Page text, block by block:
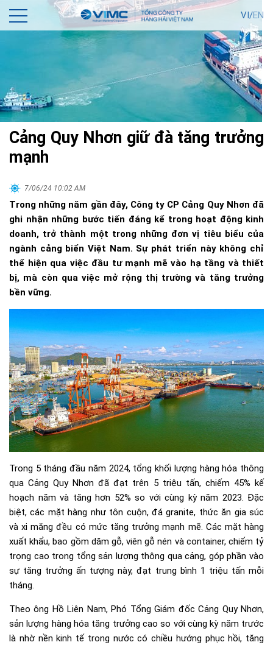
VI/EN
Cảng Quy Nhơn giữ đà tăng trưởng
mạnh
7/06/24 10:02 AM
Trong những năm gần đây, Công ty CP Cảng Quy Nhơn đã
ghi nhận những bước tiến đáng kể trong hoạt động kinh
doanh, trở thành một trong những đơn vị tiêu biểu của
ngành cảng biển Việt Nam. Sự phát triển này không chỉ
thể hiện qua việc đầu tư mạnh mẽ vào hạ tầng và thiết
bị, mà còn qua việc mở rộng thị trường và tăng trưởng
bền vững.
Trong 5 tháng đầu năm 2024, tổng khối lượng hàng hóa thông
qua Cảng Quy Nhơn đã đạt trên 5 triệu tấn, chiếm 45% kế
hoạch năm và tăng hơn 52% so với cùng kỳ năm 2023. Đặc
biệt, các mặt hàng như tôn cuộn, đá granite, thức ăn gia súc
và xi măng đều có mức tăng trưởng mạnh mẽ. Các mặt hàng
xuất khẩu, bao gồm dăm gỗ, viên gỗ nén và container, chiếm tỷ
trọng cao trong tổng sản lượng thông qua cảng, góp phần vào
sự tăng trưởng ấn tượng này, đạt trung bình 1 triệu tấn mỗi
tháng.
Theo ông Hồ Liên Nam, Phó Tổng Giám đốc Cảng Quy Nhơn,
sản lượng hàng hóa tăng trưởng cao so với cùng kỳ năm trước
là nhờ nền kinh tế trong nước có chiều hướng phục hồi, tăng